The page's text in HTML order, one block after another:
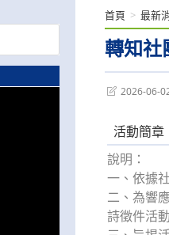
轉知社
首頁 > 最新
Post2026-06-
活動簡章
說明：
一、依據
二、為響
詩徵件活